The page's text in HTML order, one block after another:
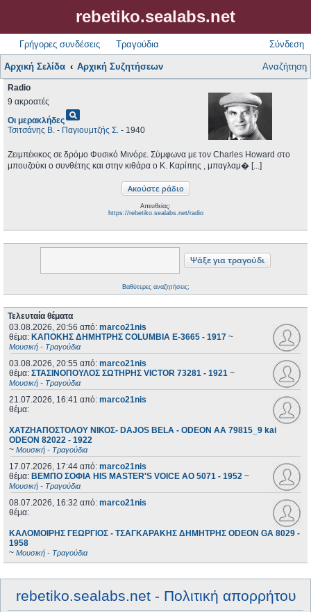
rebetiko.sealabs.net
Γρήγορες συνδέσεις Τραγούδια Σύνδεση
Αρχική Σελίδα Αρχική Συζητήσεων Αναζήτηση
Radio
9 ακροατές
Οι μερακλήδεςpageview
Τσιτσάνης Β. - Παγιουμτζής Σ. - 1940
Ζειμπέκικος σε δρόμο Φυσικό Μινόρε. Σύμφωνα με τον Charles Howard στο
μπουζούκι ο συνθέτης και στην κιθάρα ο Κ. Καρίπης , μπαγλαμ� [...]
Απευθείας:
https://rebetiko.sealabs.net/radio
Βαθύτερες αναζητήσεις;
Τελευταία θέματα
03.08.2026, 20:56 από: marco21nis
θέμα: ΚΑΠΟΚΗΣ ΔΗΜΗΤΡΗΣ COLUMBIA E-3665 - 1917 ~
Μουσική - Τραγούδια
03.08.2026, 20:55 από: marco21nis
θέμα: ΣΤΑΣΙΝΟΠΟΥΛΟΣ ΣΩΤΗΡΗΣ VICTOR 73281 - 1921 ~
Μουσική - Τραγούδια
21.07.2026, 16:41 από: marco21nis
θέμα:
ΧΑΤΖΗΑΠΟΣΤΟΛΟΥ ΝΙΚΟΣ- DAJOS BELA - ODEON AA 79815_9 kai
ODEON 82022 - 1922
~ Μουσική - Τραγούδια
17.07.2026, 17:44 από: marco21nis
θέμα: ΒΕΜΠΟ ΣΟΦΙΑ HIS MASTER'S VOICE AO 5071 - 1952 ~
Μουσική - Τραγούδια
08.07.2026, 16:32 από: marco21nis
θέμα:
ΚΑΛΟΜΟΙΡΗΣ ΓΕΩΡΓΙΟΣ - ΤΣΑΓΚΑΡΑΚΗΣ ΔΗΜΗΤΡΗΣ ODEON GA 8029 -
1958
~ Μουσική - Τραγούδια
rebetiko.sealabs.net - Πολιτική απορρήτου